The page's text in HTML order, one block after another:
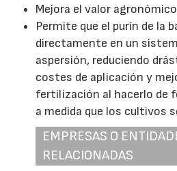
Mejora el valor
Permite que el purín de la
directamente en un
aspersión, reduciendo
costes de aplicación y
fertilización al hacerlo de
a medida que los cultivos
EMPRESAS O
RELACIONADAS